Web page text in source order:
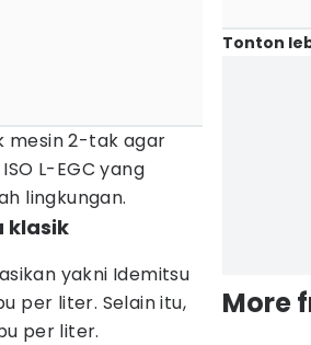
mesin 2-tak agar
L-EGC yang
lingkungan.
klasik
yakni Idemitsu
per liter. Selain itu,
per liter.
Tonton
More